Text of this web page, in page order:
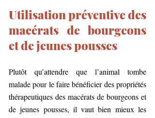
Utilisation préventive des
macérats de bourgeons
et de jeunes pousses
Plutôt qu’attendre que l’animal tombe
malade pour le faire bénéficier des propriétés
thérapeutiques des macérats de bourgeons et
de jeunes pousses, il vaut bien mieux les